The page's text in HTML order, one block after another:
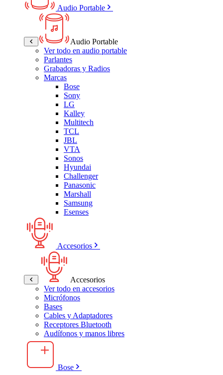
Audio Portable
Audio Portable
Ver todo en audio portable
Parlantes
Grabadoras y Radios
Marcas
Bose
Sony
LG
Kalley
Multitech
TCL
JBL
VTA
Sonos
Hyundai
Challenger
Panasonic
Marshall
Samsung
Esenses
Accesorios
Accesorios
Ver todo en accesorios
Micrófonos
Bases
Cables y Adaptadores
Receptores Bluetooth
Audífonos y manos libres
Bose